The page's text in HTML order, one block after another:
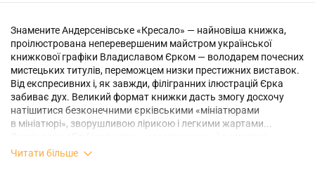
Знамените Андерсенівське «Кресало» — найновіша книжка,
проілюстрована неперевершеним майстром української
книжкової графіки Владиславом Єрком — володарем почесних
мистецьких титулів, переможцем низки престижних виставок.
Від експресивних і, як завжди, філігранних ілюстрацій Єрка
забиває дух. Великий формат книжки дасть змогу досхочу
натішитися безконечними єрківськими «мініатюрами
в мініатюрі», зворушливою лірикою і легкими жартами...
вітчизнями і закордонними колекціонерами ще до появи
Читати більше